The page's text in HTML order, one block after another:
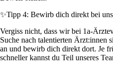
✨Tipp 4: Bewirb dich direkt bei
Vergiss nicht, dass wir bei 1a-
Suche nach talentierten Ärzt:innen
an und bewirb dich direkt dort. Je
schneller kannst du Teil unseres